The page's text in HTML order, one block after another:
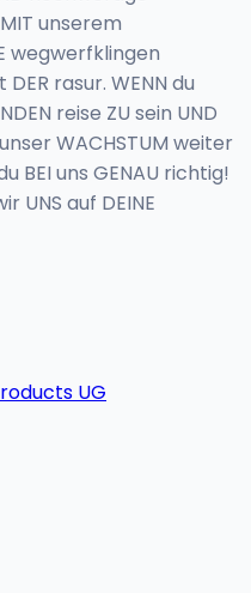
unserem
wegwerfklingen
DER rasur. WENN du
reise ZU sein UND
unser WACHSTUM weiter
BEI uns GENAU richtig!
UNS auf DEINE
UG